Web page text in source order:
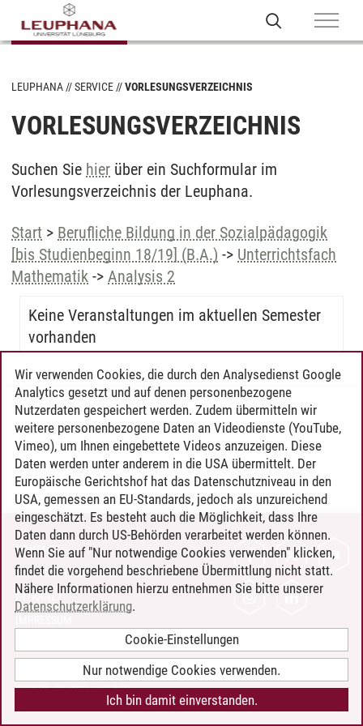
LEUPHANA SERVICE VORLESUNGSVERZEICHNIS
VORLESUNGSVERZEICHNIS
Suchen Sie hier über ein Suchformular im
Vorlesungsverzeichnis der Leuphana.
Start > Berufliche Bildung in der Sozialpädagogik
[bis Studienbeginn 18/19] (B.A.) -> Unterrichtsfach
Mathematik -> Analysis 2
Keine Veranstaltungen im aktuellen Semester
vorhanden
Timo Leder/30.06.2024
KONTAKT
LEUPHANA ALS ARBEITGEBER
INTRANET
BARRIEREFREIHEIT
COOKIE-EINSTELLUNGEN
Wir verwenden Cookies, die durch den Analysedienst Google
Analytics gesetzt und auf denen personenbezogene
Nutzerdaten gespeichert werden. Zudem übermitteln wir
weitere personenbezogene Daten an Videodienste (YouTube,
Vimeo), um Ihnen eingebettete Videos anzuzeigen. Diese
Daten werden unter anderem in die USA übermittelt. Der
Europäische Gerichtshof hat das Datenschutzniveau in den
USA, gemessen an EU-Standards, jedoch als unzureichend
eingeschätzt. Es besteht auch die Möglichkeit, dass Ihre
Daten dann durch US-Behörden verarbeitet werden können.
Wenn Sie auf "Nur notwendige Cookies verwenden" klicken,
findet die vorgehend beschriebene Übermittlung nicht statt.
Nähere Informationen hierzu entnehmen Sie bitte unserer
Datenschutzerklärung.
Cookie-Einstellungen
Nur notwendige Cookies verwenden.
Ich bin damit einverstanden.